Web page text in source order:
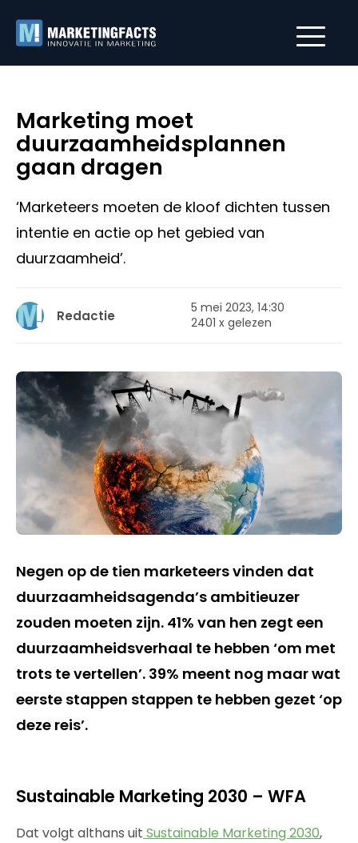
Marketing moet
duurzaamheidsplannen
gaan dragen
‘Marketeers moeten de kloof dichten tussen
intentie en actie op het gebied van
duurzaamheid’.
Redactie
5 mei 2023, 14:30
2401 x gelezen
Negen op de tien marketeers vinden dat
duurzaamheidsagenda’s ambitieuzer
zouden moeten zijn. 41% van hen zegt een
duurzaamheidsverhaal te hebben ‘om met
trots te vertellen’. 39% meent nog maar wat
eerste stappen stappen te hebben gezet ‘op
deze reis’.
Sustainable Marketing 2030 – WFA
Dat volgt althans uit Sustainable Marketing 2030,